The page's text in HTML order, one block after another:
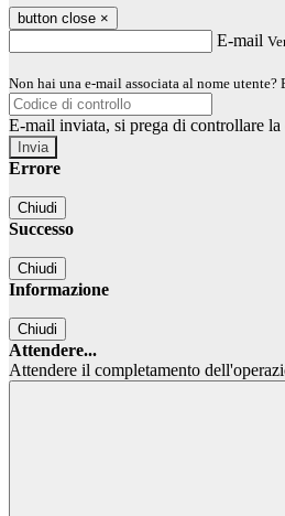
button close ×
E-mail
Non hai una e-mail associata al nome
E-mail inviata, si prega di controllare la
Errore
Chiudi
Successo
Chiudi
Informazione
Chiudi
Attendere...
Attendere il completamento